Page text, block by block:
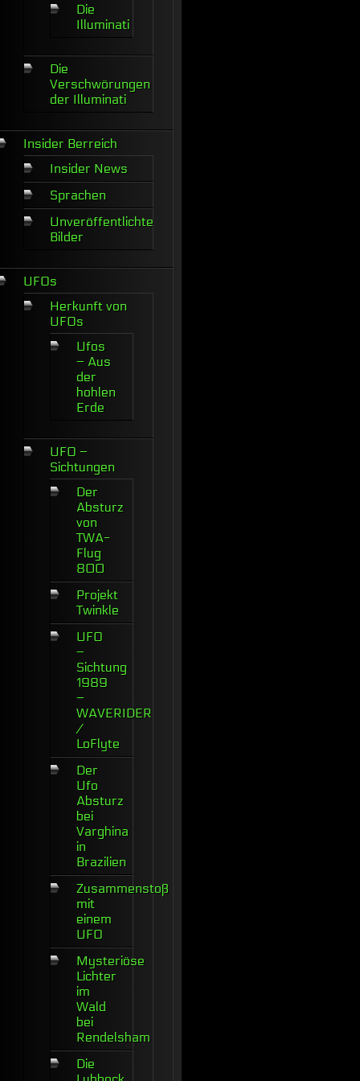
Die
Illuminati
Die
Verschwörungen
der Illuminati
Insider Berreich
Insider News
Sprachen
Unveröffentlichte
Bilder
UFOs
Herkunft von
UFOs
Ufos
– Aus
der
hohlen
Erde
UFO –
Sichtungen
Der
Absturz
von
TWA-
Flug
800
Projekt
Twinkle
UFO
–
Sichtung
1989
–
WAVERIDER
/
LoFlyte
Der
Ufo
Absturz
bei
Varghina
in
Brazilien
Zusammenstoß
mit
einem
UFO
Mysteriöse
Lichter
im
Wald
bei
Rendelsham
Die